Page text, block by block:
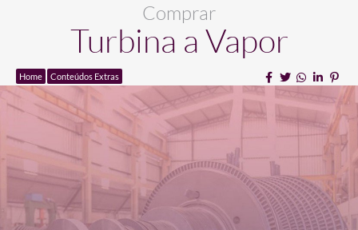
Comprar
Turbina a Vapor
Home Conteúdos Extras